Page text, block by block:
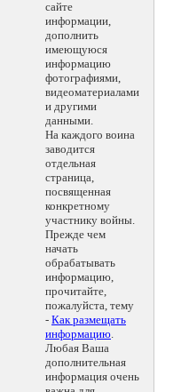
сайте
информации,
дополнить
имеющуюся
информацию
фотографиями,
видеоматериалами
и другими
данными.
На каждого воина
заводится
отдельная
страница,
посвященная
конкретному
участнику войны.
Прежде чем
начать
обрабатывать
информацию,
прочитайте,
пожалуйста, тему
- Как размещать
информацию.
Любая Ваша
дополнительная
информация очень